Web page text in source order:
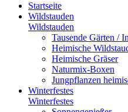
Startseite
Wildstauden
Wildstauden
Tausende Gärten /
Heimische
Heimische Gräser
Naturmix-Boxen
Jungpflanzen
Winterfestes
Winterfestes